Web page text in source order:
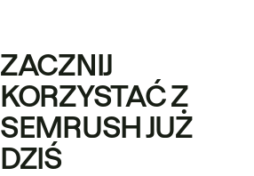
ZACZNIJ
KORZYSTAĆ Z
SEMRUSH JUŻ
DZIŚ